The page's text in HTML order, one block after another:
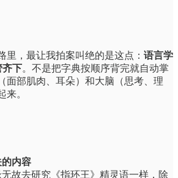
里，最让我拍案叫绝的是这点： 语言学
齐下。不是把字典按顺序背完就自动掌
面部肌肉、耳朵）和大脑（思考、理
来。
内容
故去研究《指环王》精灵语一样，除